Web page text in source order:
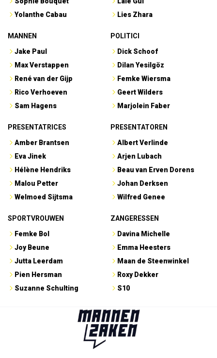
Yolanthe Cabau
Lies Zhara
MANNEN
Jake Paul
Max Verstappen
René van der Gijp
Rico Verhoeven
Sam Hagens
POLITICI
Dick Schoof
Dilan Yesilgöz
Femke Wiersma
Geert Wilders
Marjolein Faber
PRESENTATRICES
Amber Brantsen
Eva Jinek
Hélène Hendriks
Malou Petter
Welmoed Sijtsma
PRESENTATOREN
Albert Verlinde
Arjen Lubach
Beau van Erven Dorens
Johan Derksen
Wilfred Genee
SPORTVROUWEN
Femke Bol
Joy Beune
Jutta Leerdam
Pien Hersman
Suzanne Schulting
ZANGERESSEN
Davina Michelle
Emma Heesters
Maan de Steenwinkel
Roxy Dekker
S10